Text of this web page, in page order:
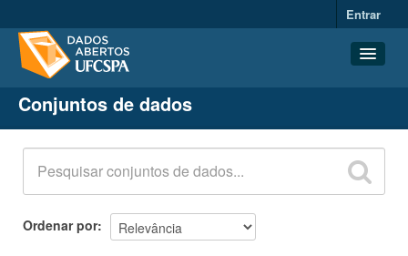
Entrar
Conjuntos de dados
Organizações
Grupos
Sobre
Conjuntos de dados
Ordenar por